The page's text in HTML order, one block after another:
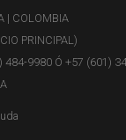
costo
| COLOMBIA
PRINCIPAL)
484-9980 Ó +57 (601)